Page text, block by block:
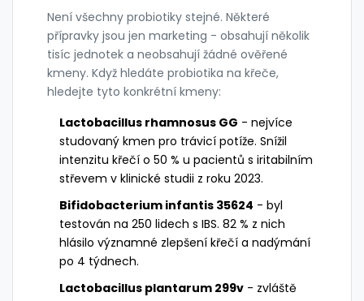
Není všechny probiotiky stejné. Některé
přípravky jsou jen marketing - obsahují několik
tisíc jednotek a neobsahují žádné ověřené
kmeny. Když hledáte probiotika na křeče,
hledejte tyto konkrétní kmeny:
Lactobacillus rhamnosus GG - nejvíce
studovaný kmen pro trávicí potíže. Snížil
intenzitu křečí o 50 % u pacientů s iritabilním
střevem v klinické studii z roku 2023.
Bifidobacterium infantis 35624 - byl
testován na 250 lidech s IBS. 82 % z nich
hlásilo významné zlepšení křečí a nadýmání
po 4 týdnech.
Lactobacillus plantarum 299v - zvláště